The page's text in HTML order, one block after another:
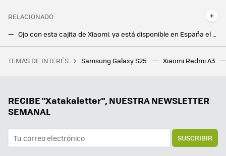
RELACIONADO
Ni Sony ni Samsung, esta es la mejor Google TV del mundo según este grupo de expertos
Hay un problema con PlayStation en el 62% de los países que explica por qué el fin del formato físico traerá nuevas dificultades a millones de jugadores
TEMAS DE INTERÉS Samsung Galaxy S25 Xiaomi Redmi A3
RECIBE "Xatakaletter", NUESTRA NEWSLETTER
SEMANAL
SUSCRIBIR